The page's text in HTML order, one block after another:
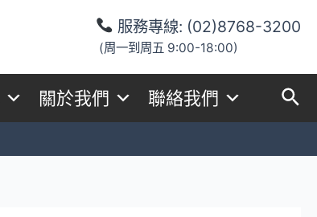
服務專線: (02)8768-3200
(周一到周五 9:00-18:00)
關於我們 聯絡我們